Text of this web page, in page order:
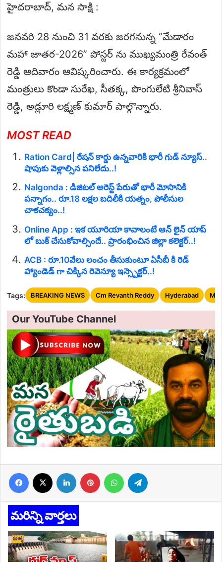
హైదరాబాద్, మన సాక్షి :
జనవరి 28 నుంచి 31 వరకు జరగనున్న “మేడారం
మహా జాతర-2026” పోస్టర్ ను ముఖ్యమంత్రి రేవంత్
రెడ్డి ఆదివారం ఆవిష్కరించారు. ఈ కార్యక్రమంలో
మంత్రులు కొండా సురేఖ, సీతక్క, పొంగులేటి శ్రీనివాస్
రెడ్డి, అడ్లూరి లక్ష్మణ్ కుమార్ పాల్గొన్నారు.
MOST READ
Ration Card| రేషన్ కార్డు ఉన్నవారికి భారీ గుడ్ న్యూస్..
షాపుకు వెళ్లాల్సిన పనిలేదు..!
Nalgonda : డిజిటల్ అరెస్ట్ పేరుతో భారీ మోసానికి
పన్నాగం.. రూ.18 లక్షల బదిలీకి యత్నం, పోలీసుల
చాకచక్యం..!
Online App : ఇక యూరియా కావాలంటే ఆన్ లైన్ యాప్
లో బుక్ చేసుకోవాల్సిందే.. ప్రారంభించిన జిల్లా కలెక్టర్..!
ACB : రూ.10వేలు లంచం తీసుకుంటూ ఏసీబీ కి రెడ్
హ్యాండెడ్ గా చిక్కిన రెవెన్యూ ఇన్స్పెక్టర్..!
Tags: BREAKING NEWS Cm Revanth Reddy Hyderabad
Our YouTube Channel
Facebook LinkedIn Pinterest WhatsApp
మరిన్ని వార్తలు